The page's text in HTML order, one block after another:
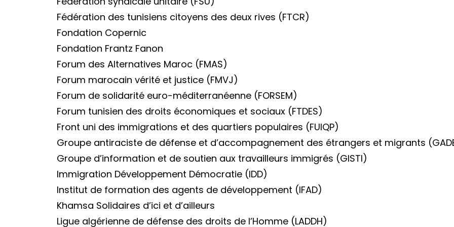
Fédération des tunisiens citoyens des deux rives (FTCR)
Fondation Copernic
Fondation Frantz Fanon
Forum des Alternatives Maroc (FMAS)
Forum marocain vérité et justice (FMVJ)
Forum de solidarité euro-méditerranéenne (FORSEM)
Forum tunisien des droits économiques et sociaux (FTDES)
Front uni des immigrations et des quartiers populaires (FUIQP)
Groupe antiraciste de défense et d’accompagnement des étrangers et migrants
Groupe d’information et de soutien aux travailleurs immigrés (GISTI)
Immigration Développement Démocratie (IDD)
Institut de formation des agents de développement (IFAD)
Khamsa Solidaires d’ici et d’ailleurs
Ligue algérienne de défense des droits de l’Homme (LADDH)